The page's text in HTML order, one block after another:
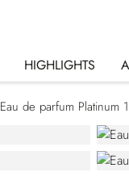
HIGHLIGHTS
Eau de parfum Platinum